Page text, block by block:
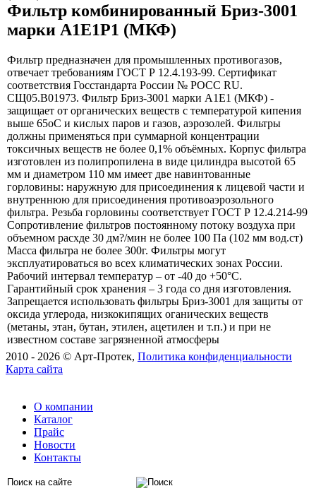
Фильтр комбинированный Бриз-3001
марки А1Е1Р1 (МКФ)
Фильтр предназначен для промышленных противогазов,
отвечает требованиям ГОСТ Р 12.4.193-99. Сертификат
соответствия Госстандарта России № РОСС RU.
СЩ05.В01973. Фильтр Бриз-3001 марки А1Е1 (МКФ) -
защищает от органических веществ с температурой кипения
выше 65оС и кислых паров и газов, аэрозолей. Фильтры
должны применяться при суммарной концентрации
токсичных веществ не более 0,1% объёмных. Корпус фильтра
изготовлен из полипропилена в виде цилиндра высотой 65
мм и диаметром 110 мм имеет две навинтованные
горловины: наружную для присоединения к лицевой части и
внутреннюю для присоединения противоаэрозольного
фильтра. Резьба горловины соответствует ГОСТ Р 12.4.214-99
Сопротивление фильтров постоянному потоку воздуха при
объемном расхде 30 дм?/мин не более 100 Па (102 мм вод.ст)
Масса фильтра не более 300г. Фильтры могут
эксплуатироваться во всех климатических зонах России.
Рабочий интервал температур – от -40 до +50°С.
Гарантийный срок хранения – 3 года со дня изготовления.
Запрещается использовать фильтры Бриз-3001 для защиты от
оксида углерода, низкокипящих оганических веществ
(метаны, этан, бутан, этилен, ацетилен и т.п.) и при не
известном составе загрязненной атмосферы
2010 - 2026 © Арт-Протек, Политика конфиденциальности
Карта сайта
О компании
Каталог
Прайс
Новости
Контакты